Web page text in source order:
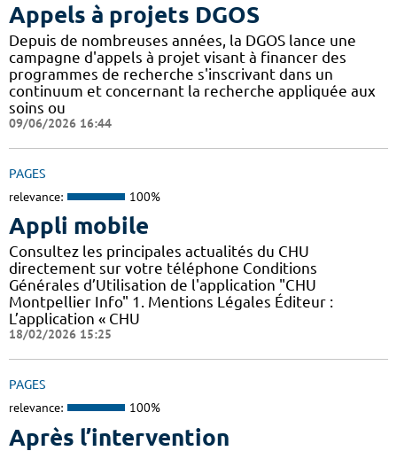
Appels à projets DGOS
Depuis de nombreuses années, la DGOS lance une
campagne d'appels à projet visant à financer des
programmes de recherche s'inscrivant dans un
continuum et concernant la recherche appliquée aux
soins ou
09/06/2026 16:44
PAGES
relevance: 100%
Appli mobile
Consultez les principales actualités du CHU
directement sur votre téléphone Conditions
Générales d’Utilisation de l'application "CHU
Montpellier Info" 1. Mentions Légales Éditeur :
L’application « CHU
18/02/2026 15:25
PAGES
relevance: 100%
Après l’intervention